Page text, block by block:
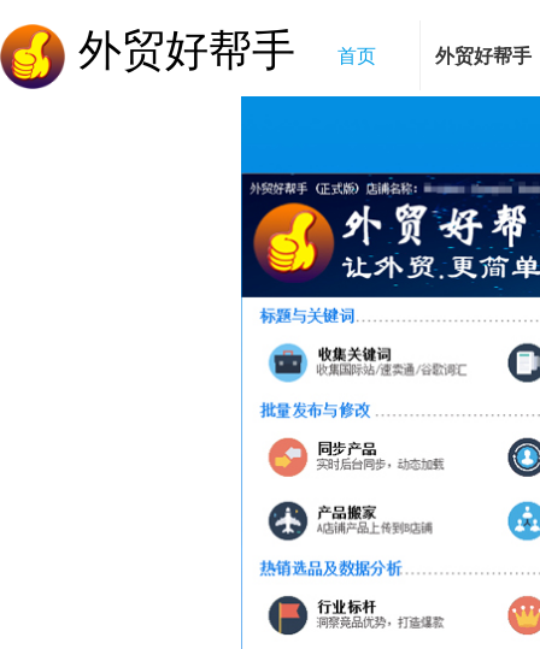
外贸好帮手 首页 外贸好帮手